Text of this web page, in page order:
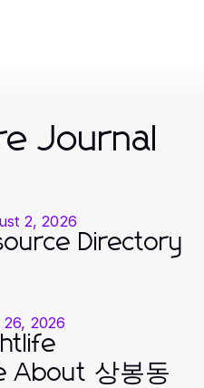
Journal
2, 2026
Directory
26, 2026
About 상봉동